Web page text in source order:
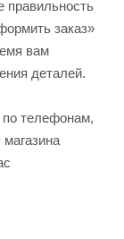
правильность
заказ»
вам
деталей.
по телефонам,